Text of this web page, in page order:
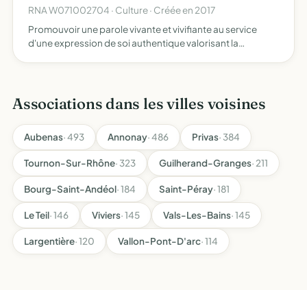
RNA W071002704 · Culture · Créée en 2017
Promouvoir une parole vivante et vivifiante au service
d'une expression de soi authentique valorisant la
Associations dans les villes voisines
Aubenas· 493 Annonay· 486 Privas· 384
Tournon-Sur-Rhône· 323 Guilherand-Granges· 211
Bourg-Saint-Andéol· 184 Saint-Péray· 181
Le Teil· 146 Viviers· 145 Vals-Les-Bains· 145
Largentière· 120 Vallon-Pont-D'arc· 114